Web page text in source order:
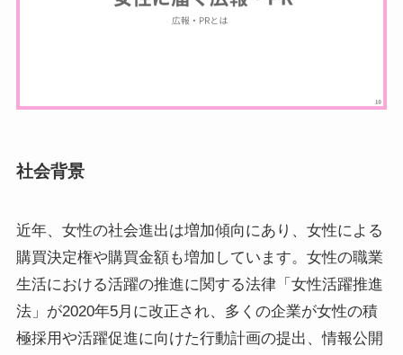
社会背景
近年、女性の社会進出は増加傾向にあり、女性による
購買決定権や購買金額も増加しています。女性の職業
生活における活躍の推進に関する法律「女性活躍推進
法」が2020年5月に改正され、多くの企業が女性の積
極採用や活躍促進に向けた行動計画の提出、情報公開